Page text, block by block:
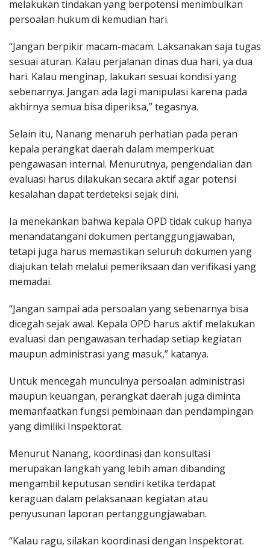
melakukan tindakan yang berpotensi menimbulkan
persoalan hukum di kemudian hari.
“Jangan berpikir macam-macam. Laksanakan saja tugas
sesuai aturan. Kalau perjalanan dinas dua hari, ya dua
hari. Kalau menginap, lakukan sesuai kondisi yang
sebenarnya. Jangan ada lagi manipulasi karena pada
akhirnya semua bisa diperiksa,” tegasnya.
Selain itu, Nanang menaruh perhatian pada peran
kepala perangkat daerah dalam memperkuat
pengawasan internal. Menurutnya, pengendalian dan
evaluasi harus dilakukan secara aktif agar potensi
kesalahan dapat terdeteksi sejak dini.
Ia menekankan bahwa kepala OPD tidak cukup hanya
menandatangani dokumen pertanggungjawaban,
tetapi juga harus memastikan seluruh dokumen yang
diajukan telah melalui pemeriksaan dan verifikasi yang
memadai.
“Jangan sampai ada persoalan yang sebenarnya bisa
dicegah sejak awal. Kepala OPD harus aktif melakukan
evaluasi dan pengawasan terhadap setiap kegiatan
maupun administrasi yang masuk,” katanya.
Untuk mencegah munculnya persoalan administrasi
maupun keuangan, perangkat daerah juga diminta
memanfaatkan fungsi pembinaan dan pendampingan
yang dimiliki Inspektorat.
Menurut Nanang, koordinasi dan konsultasi
merupakan langkah yang lebih aman dibanding
mengambil keputusan sendiri ketika terdapat
keraguan dalam pelaksanaan kegiatan atau
penyusunan laporan pertanggungjawaban.
“Kalau ragu, silakan koordinasi dengan Inspektorat.